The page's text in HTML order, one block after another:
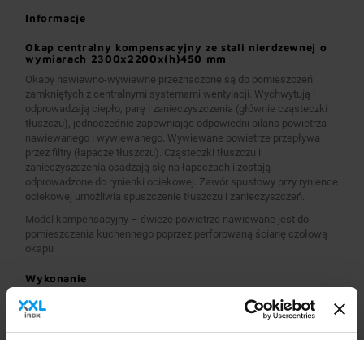
Informacje
Okap centralny kompensacyjny ze stali nierdzewnej o
wymiarach 2300x2200x(h)450 mm
Okapy nawiewno-wywiewne przeznaczone są do pomieszczeń
zamkniętych z centralnymi systemami wentylacji. Wychwytują i
odprowadzają ciepło, parę i zanieczyszczenia (głównie cząsteczki
tłuszczu), jednocześnie zapewniając odpowiedni bilans powietrza
nawiewanego i wywiewanego. Wywiewane powietrze przepływa
przez filtry (łapacze tłuszczu). Cząsteczki tłuszczu i
zanieczyszczenia osadzają się na łapaczach i zostają
odprowadzone do rynienki ociekowej. Zawór spustowy przy rynience
ociekowej umożliwia spuszczenie tłuszczu i zanieczyszczeń.
Model kompensacyjny – świeże powietrze nawiewane jest do
pomieszczenia kuchennego poprzez perforowaną ścianę czołową
okapu
Wykonanie
Okapy wykonane są z wysokogatunkowej stali nierdzewnej.